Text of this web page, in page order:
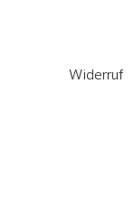
Widerruf